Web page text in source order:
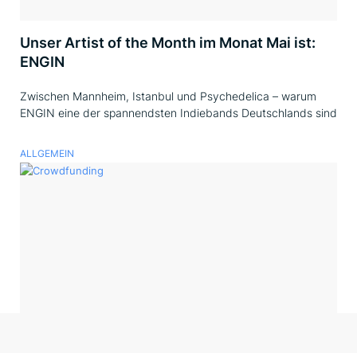
Unser Artist of the Month im Monat Mai ist:
ENGIN
Zwischen Mannheim, Istanbul und Psychedelica – warum
ENGIN eine der spannendsten Indiebands Deutschlands sind
ALLGEMEIN